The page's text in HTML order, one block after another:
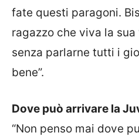
fate questi paragoni.
ragazzo che viva la
senza parlarne tutti i
bene”.
Dove può arrivare la
“Non penso mai dove